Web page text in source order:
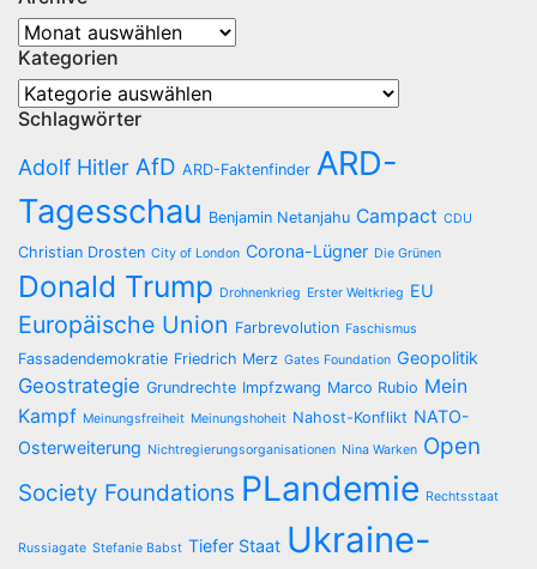
Archive
Kategorien
Kategorien
Schlagwörter
Adolf Hitler AfD ARD-Faktenfinder ARD-
Tagesschau Benjamin Netanjahu Campact CDU
Christian Drosten City of London Corona-Lügner Die Grünen
Donald Trump Drohnenkrieg Erster Weltkrieg EU
Europäische Union Farbrevolution Faschismus
Fassadendemokratie Friedrich Merz Gates Foundation Geopolitik
Geostrategie Grundrechte Impfzwang Marco Rubio Mein
Kampf Meinungsfreiheit Meinungshoheit Nahost-Konflikt NATO-
Osterweiterung Nichtregierungsorganisationen Nina Warken Open
Society Foundations PLandemie Rechtsstaat
Russiagate Stefanie Babst Tiefer Staat Ukraine-